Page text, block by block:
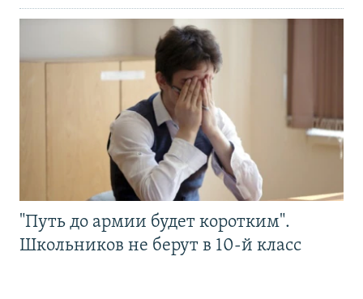
"Путь до армии будет коротким".
Школьников не берут в 10-й класс